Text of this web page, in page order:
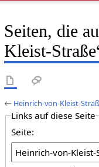
Seiten, die
Kleist-
← Heinrich-von-Kleist-
Links auf diese Seite
Seite: